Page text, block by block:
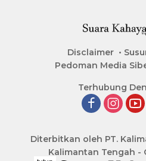
Disclaimer
Pedoman Media
Terhubung
Diterbitkan oleh PT.
Kalimantan Tengah -